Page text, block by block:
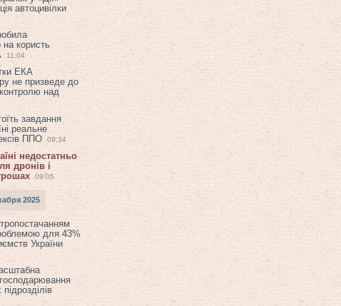
автоцивілки
на користь
11:04
ЕКА
не призведе до
над
завдання
реальне
ППО
09:34
недостатньо
дронів і
09:05
2025
для 43%
України
господарювання